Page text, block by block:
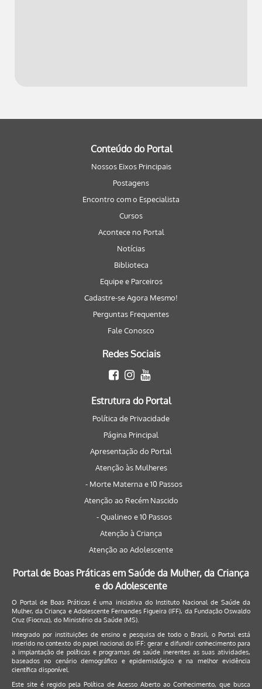
Conteúdo do Portal
Nossos Eixos Principais
Postagens
Encontro com o Especialista
Cursos
Acontece no Portal
Notícias
Biblioteca
Equipe e Parceiros
Cadastre-se Agora Mesmo!
Perguntas Frequentes
Fale Conosco
Redes Sociais
Estrutura do Portal
Política de Privacidade
Página Principal
Apresentação do Portal
Atenção às Mulheres
- Morte Materna e 10 Passos
Atenção ao Recém Nascido
- Qualineo e 10 Passos
Atenção à Criança
Atenção ao Adolescente
Portal de Boas Práticas em Saúde da Mulher, da Criança
e do Adolescente
O Portal de Boas Práticas é uma iniciativa do Instituto Nacional de Saúde da
Mulher, da Criança e Adolescente Fernandes Figueira (IFF), da Fundação Oswaldo
Cruz (Fiocruz), do Ministério da Saúde (MS).
Integrado por instituições de ensino e pesquisa de todo o Brasil, o Portal está
inserido no contexto do papel nacional do IFF: gerar e difundir conhecimento para
a implantação de políticas e programas de saúde inerentes as suas atividades,
baseados no cenário demográfico e epidemiológico e na melhor evidência
científica disponível.
Este site é regido pela Política de Acesso Aberto ao Conhecimento, que busca